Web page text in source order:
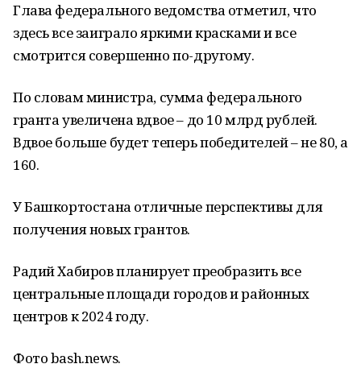
Глава федерального ведомства отметил, что
здесь все заиграло яркими красками и все
смотрится совершенно по-другому.
По словам министра, сумма федерального
гранта увеличена вдвое – до 10 млрд рублей.
Вдвое больше будет теперь победителей – не 80, а
160.
У Башкортостана отличные перспективы для
получения новых грантов.
Радий Хабиров планирует преобразить все
центральные площади городов и районных
центров к 2024 году.
Фото bash.news.